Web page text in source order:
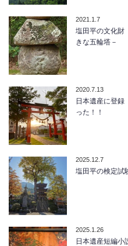
2021.1.7
塩田平の文化
きな五輪塔－
2020.7.13
日本遺産に登
った！！
2025.12.7
塩田平の検定試
2025.1.26
日本遺産短編